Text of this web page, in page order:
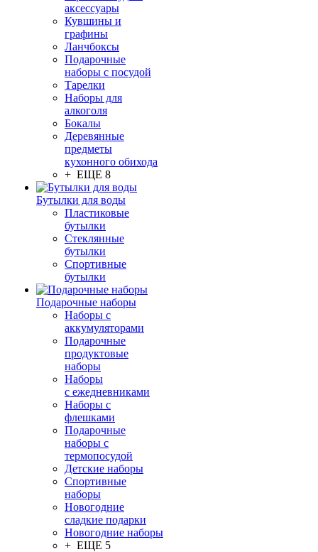
аксессуары
Кувшины и
графины
Ланчбоксы
Подарочные
наборы с посудой
Тарелки
Наборы для
алкоголя
Бокалы
Деревянные
предметы
кухонного обихода
+ ЕЩЕ 8
Бутылки для воды
Пластиковые
бутылки
Стеклянные
бутылки
Спортивные
бутылки
Подарочные наборы
Наборы с
аккумуляторами
Подарочные
продуктовые
наборы
Наборы
с ежедневниками
Наборы с
флешками
Подарочные
наборы с
термопосудой
Детские наборы
Спортивные
наборы
Новогодние
сладкие подарки
Новогодние наборы
+ ЕЩЕ 5